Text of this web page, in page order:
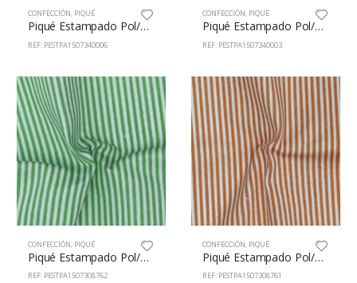
CONFECCIÓN, PIQUÉ
Piqué Estampado Pol/Alg 65/35% 150cm 73400/6
REF: PESTPA1507340006
CONFECCIÓN, PIQUÉ
Piqué Estampado Pol/Alg 65/35% 150cm 73400/3
REF: PESTPA1507340003
CONFECCIÓN, PIQUÉ
Piqué Estampado Pol/Alg 65/35% 150cm 73087/62
REF: PESTPA1507308762
CONFECCIÓN, PIQUÉ
Piqué Estampado Pol/Alg 65/35% 150cm 73087/61
REF: PESTPA1507308761